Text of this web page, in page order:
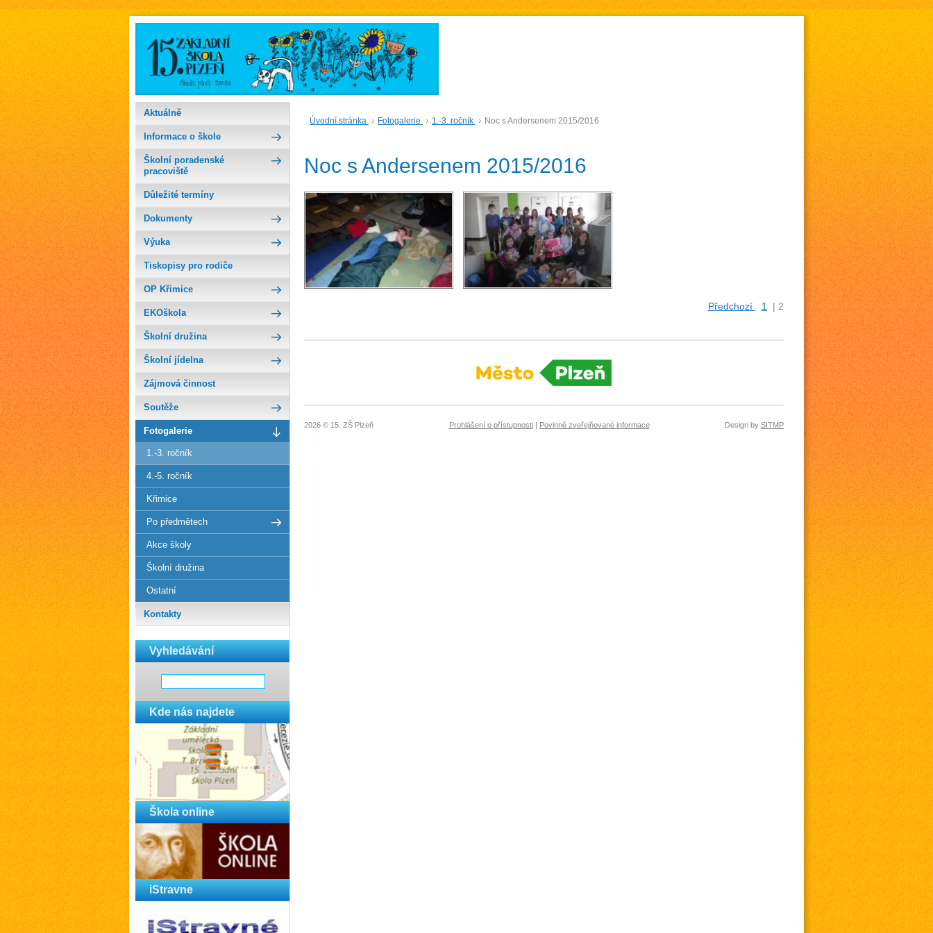
Aktuálně
Informace o škole
Školní poradenské
pracoviště
Důležité termíny
Dokumenty
Výuka
Tiskopisy pro rodiče
OP Křimice
EKOškola
Školní družina
Školní jídelna
Zájmová činnost
Soutěže
Fotogalerie
1.-3. ročník
4.-5. ročník
Křimice
Po předmětech
Akce školy
Školní družina
Ostatní
Kontakty
Vyhledávání
Kde nás najdete
Škola online
iStravne
Úvodní stránka Fotogalerie 1.-3. ročník Noc s Andersenem 2015/2016
Noc s Andersenem 2015/2016
Předchozí 1 2
2026 © 15. ZŠ Plzeň Prohlášení o přístupnosti| Povinně zveřejňované informace Design by SITMP